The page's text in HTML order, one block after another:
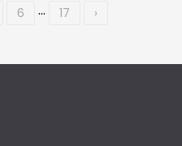
6 … 17 ›